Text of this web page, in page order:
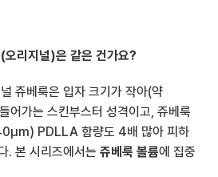
오리지널)은 같은 건가요?
쥬베룩은 입자 크기가 작아(약
어가는 스킨부스터 성격이고, 쥬베룩
PDLLA 함량도 4배 많아 피하
. 본 시리즈에서는 쥬베룩 볼륨에 집중